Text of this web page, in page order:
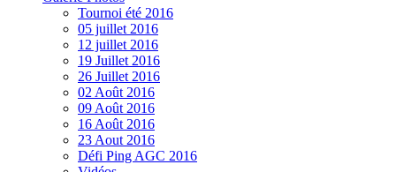
Tournoi été 2016
05 juillet 2016
12 juillet 2016
19 Juillet 2016
26 Juillet 2016
02 Août 2016
09 Août 2016
16 Août 2016
23 Aout 2016
Défi Ping AGC 2016